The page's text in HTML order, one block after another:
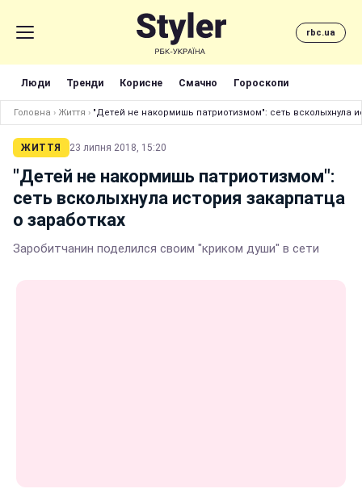
rbc.ua
Люди Тренди Корисне Смачно Гороскопи
Головна › Життя › "Детей не накормишь патриотизмом": сеть всколыхнула
ЖИТТЯ 23 липня 2018, 15:20
"Детей не накормишь патриотизмом":
сеть всколыхнула история закарпатца
о заработках
Заробитчанин поделился своим "криком души" в сети